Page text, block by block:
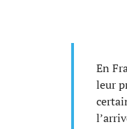
En
leur